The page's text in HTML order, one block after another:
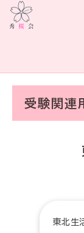
受験関連
東北生